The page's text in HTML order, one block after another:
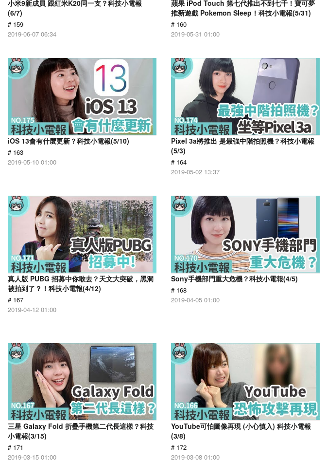
小米9新成員 跟紅米K20同一支？科技小電報
(6/7)
# 159
2019-06-07 06:34
蘋果 iPod Touch 第七代推出不到七千！寶可夢
推新遊戲 Pokemon Sleep！科技小電報(5/31)
# 160
2019-05-31 01:00
iOS 13會有什麼更新？科技小電報(5/10)
# 163
2019-05-10 01:00
Pixel 3a將推出 是最強中階拍照機？科技小電報
(5/3)
# 164
2019-05-02 13:37
真人版 PUBG 招募中你敢去？天文大突破，黑洞
被拍到了？！科技小電報(4/12)
# 167
2019-04-12 01:00
Sony手機部門重大危機？科技小電報(4/5)
# 168
2019-04-05 01:00
三星 Galaxy Fold 折疊手機第二代長這樣？科技
小電報(3/15)
# 171
2019-03-15 01:00
YouTube可怕圖像再現 (小心慎入) 科技小電報
(3/8)
# 172
2019-03-08 01:00